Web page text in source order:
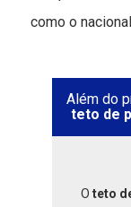
como o
Além do
teto de
O teto